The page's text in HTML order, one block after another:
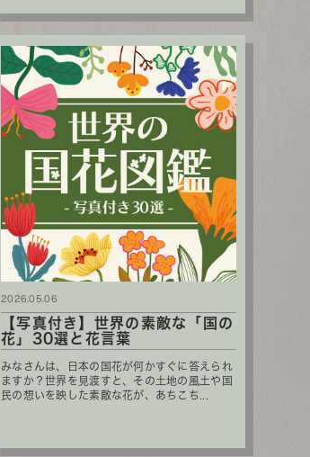
【写真付き】世界の素敵な「国の
花」30選と花言葉
みなさんは、日本の国花が何かすぐに答えられ
ますか？世界を見渡すと、その土地の風土や国
民の想いを映した素敵な花が、あちこち...
2026.05.06